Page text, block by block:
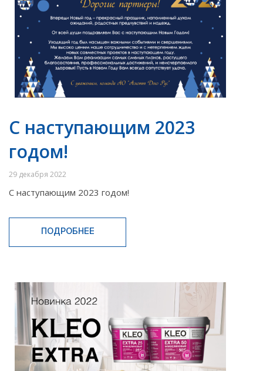
С наступающим 2023
годом!
29 декабря 2022
С наступающим 2023 годом!
ПОДРОБНЕЕ